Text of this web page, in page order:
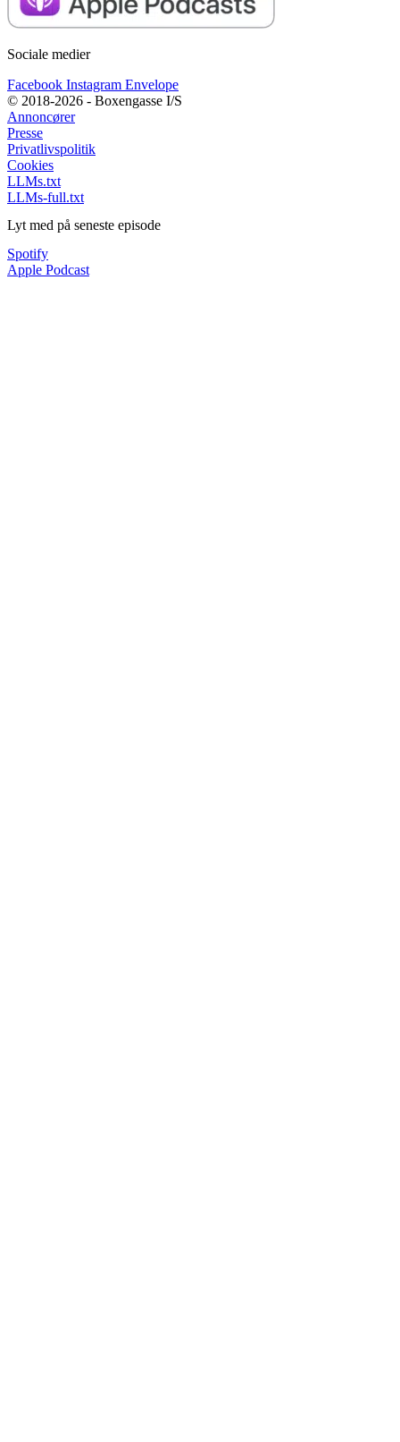
Sociale medier
Facebook Instagram Envelope
© 2018-2026 - Boxengasse I/S
Annoncører
Presse
Privatlivspolitik
Cookies
LLMs.txt
LLMs-full.txt
Lyt med på seneste episode
Spotify
Apple Podcast